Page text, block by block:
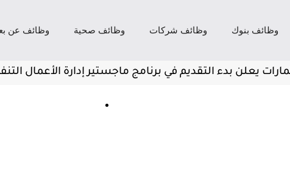
وظائف بنوك وظائف شركات وظائف صحية وظائف عن
يعلن بدء التقديم في برنامج ماجستير إدارة الأعمال